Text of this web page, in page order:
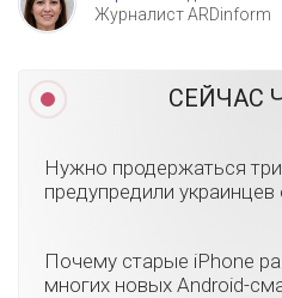
Журналист ARDinform
СЕЙЧАС
Нужно продержаться
предупредили украинцев
Почему старые iPhone
многих новых Android-